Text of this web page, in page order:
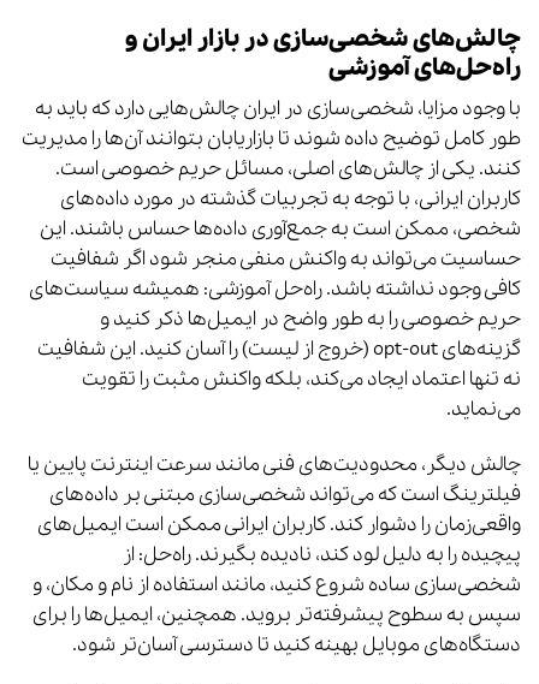
چالش‌های شخصی‌سازی در بازار ایران و
راه‌حل‌های آموزشی
با وجود مزایا، شخصی‌سازی در ایران چالش‌هایی دارد که باید به
طور کامل توضیح داده شوند تا بازاریابان بتوانند آن‌ها را مدیریت
کنند. یکی از چالش‌های اصلی، مسائل حریم خصوصی است.
کاربران ایرانی، با توجه به تجربیات گذشته در مورد داده‌های
شخصی، ممکن است به جمع‌آوری داده‌ها حساس باشند. این
حساسیت می‌تواند به واکنش منفی منجر شود اگر شفافیت
کافی وجود نداشته باشد. راه‌حل آموزشی: همیشه سیاست‌های
حریم خصوصی را به طور واضح در ایمیل‌ها ذکر کنید و
گزینه‌های opt-out (خروج از لیست) را آسان کنید. این شفافیت
نه تنها اعتماد ایجاد می‌کند، بلکه واکنش مثبت را تقویت
می‌نماید.
چالش دیگر، محدودیت‌های فنی مانند سرعت اینترنت پایین یا
فیلترینگ است که می‌تواند شخصی‌سازی مبتنی بر داده‌های
واقعی‌زمان را دشوار کند. کاربران ایرانی ممکن است ایمیل‌های
پیچیده را به دلیل لود کند، نادیده بگیرند. راه‌حل: از
شخصی‌سازی ساده شروع کنید، مانند استفاده از نام و مکان، و
سپس به سطوح پیشرفته‌تر بروید. همچنین، ایمیل‌ها را برای
دستگاه‌های موبایل بهینه کنید تا دسترسی آسان‌تر شود.